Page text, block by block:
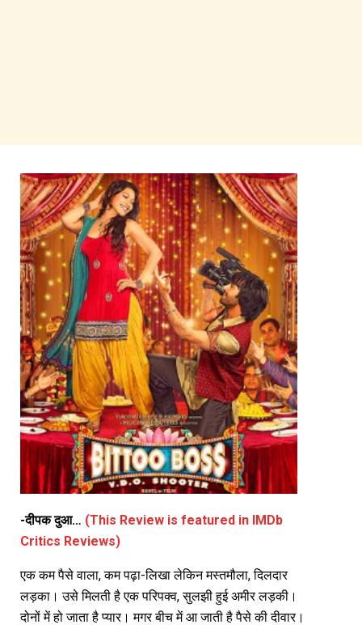
-दीपक दुआ… (This Review is featured in IMDb
Critics Reviews)
एक कम पैसे वाला, कम पढ़ा-लिखा लेकिन मस्तमौला, दिलदार
लड़का। उसे मिलती है एक परिपक्व, सुलझी हुई अमीर लड़की।
दोनों में हो जाता है प्यार। मगर बीच में आ जाती है पैसे की दीवार।